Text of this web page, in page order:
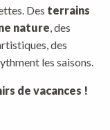
Des terrains
nature , des
des
les saisons.
de vacances !